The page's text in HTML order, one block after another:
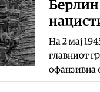
Берлин
На 2 мај
главниот
офанзивна